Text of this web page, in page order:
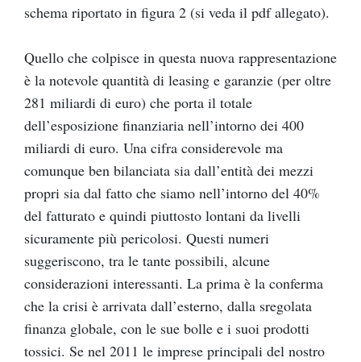
schema riportato in figura 2 (si veda il pdf allegato).
Quello che colpisce in questa nuova rappresentazione
è la notevole quantità di leasing e garanzie (per oltre
281 miliardi di euro) che porta il totale
dell’esposizione finanziaria nell’intorno dei 400
miliardi di euro. Una cifra considerevole ma
comunque ben bilanciata sia dall’entità dei mezzi
propri sia dal fatto che siamo nell’intorno del 40%
del fatturato e quindi piuttosto lontani da livelli
sicuramente più pericolosi. Questi numeri
suggeriscono, tra le tante possibili, alcune
considerazioni interessanti. La prima è la conferma
che la crisi è arrivata dall’esterno, dalla sregolata
finanza globale, con le sue bolle e i suoi prodotti
tossici. Se nel 2011 le imprese principali del nostro